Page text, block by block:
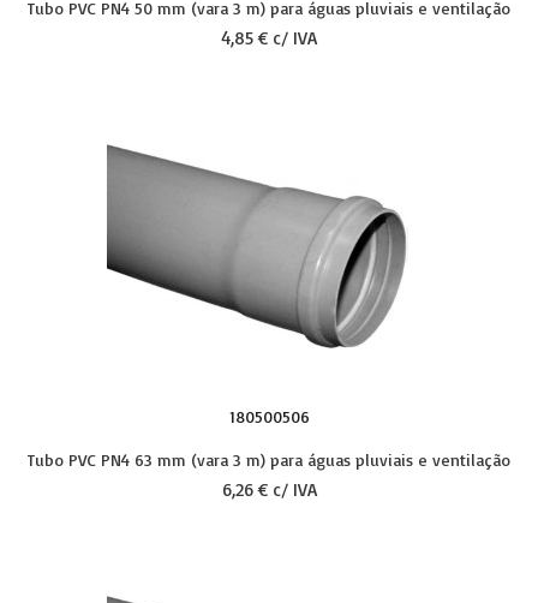
Tubo PVC PN4 50 mm (vara 3 m) para águas pluviais e ventilação
4,85 € c/ IVA
180500506
Tubo PVC PN4 63 mm (vara 3 m) para águas pluviais e ventilação
6,26 € c/ IVA